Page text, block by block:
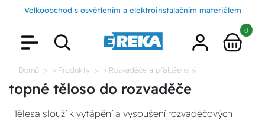
Velkoobchod s osvětlením a elektroinstalačním materiálem
0
Domů > Produkty > Rozvaděče a příslušenství
topné těloso do rozvaděče
Tělesa slouží k vytápění a vysoušení rozvaděčových